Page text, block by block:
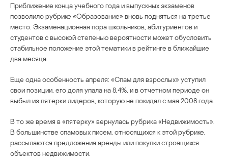
Приближение конца учебного года и выпускных экзаменов
позволило рубрике «Образование» вновь подняться на третье
место. Экзаменационная пора школьников, абитуриентов и
студентов с высокой степенью вероятности может обусловить
стабильное положение этой тематики в рейтинге в ближайшие
два месяца.
Еще одна особенность апреля: «Спам для взрослых» уступил
свои позиции, его доля упала на 8,4%, и в отчетном периоде он
выбыл из пятерки лидеров, которую не покидал с мая 2008 года.
В то же время в «пятерку» вернулась рубрика «Недвижимость».
В большинстве спамовых писем, относящихся к этой рубрике,
рассылаются предложения аренды или покупки строящихся
объектов недвижимости.